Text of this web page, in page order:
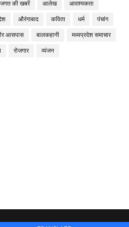
की खबरें
आलेख
आवश्यकता
औरंगाबाद कविता धर्म
पंचांग
आसपास
बालकहानी
मध्यप्रदेश समाचार
रोजगार व्यंजन